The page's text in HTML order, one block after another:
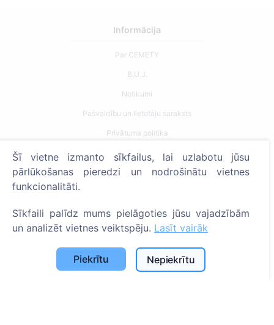
Informācija
Par CEMETY
B.U.J.
Notikumi
Pašvaldību un lietotāju saraksts
Privātuma politika
Maksājumu politika
ES projekti
Meklēšana
Meklēt kapsētu
Šī vietne izmanto sīkfailus, lai uzlabotu jūsu
pārlūkošanas pieredzi un nodrošinātu vietnes
funkcionalitāti.
Sīkfaili palīdz mums pielāgoties jūsu vajadzībām
un analizēt vietnes veiktspēju. Lasīt vairāk
Piekrītu Nepiekrītu